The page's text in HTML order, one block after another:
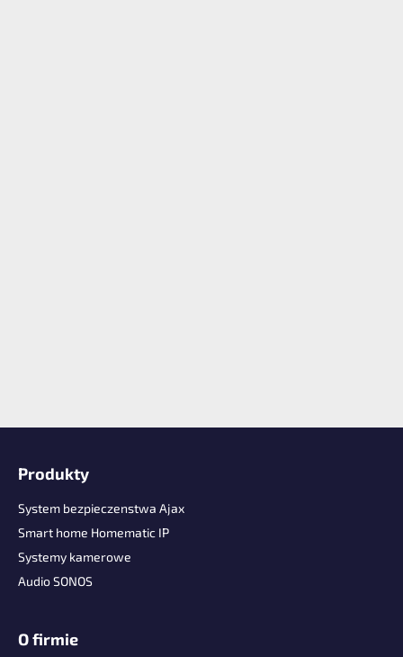
Produkty
System bezpieczenstwa Ajax
Smart home Homematic IP
Systemy kamerowe
Audio SONOS
O firmie